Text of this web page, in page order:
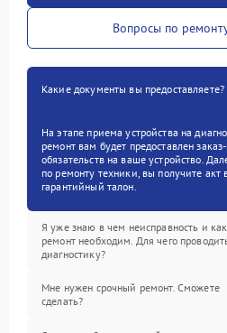
Вопросы по
Какие документы вы предоставляете?
На этапе приема устройства на
ремонт вам будет предоставлен
обязательств на ваше устройство.
по ремонту техники, вы получите акт
гарантийный талон.
Я уже знаю в чем неисправность и
ремонт необходим. Для чего
диагностику?
Мне нужен срочный ремонт. Сможете
сделать?